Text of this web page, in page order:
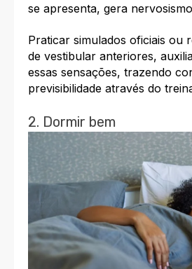
se apresenta, gera
Praticar simulados oficiais ou
de vestibular anteriores,
essas sensações, trazendo
previsibilidade através do
2. Dormir bem